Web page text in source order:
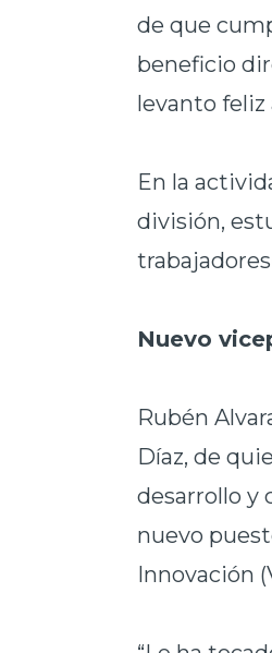
de que
beneficio
levanto feliz
En la
división,
Nuevo
Rubén
Díaz, de
desarrollo y
nuevo
Innovación